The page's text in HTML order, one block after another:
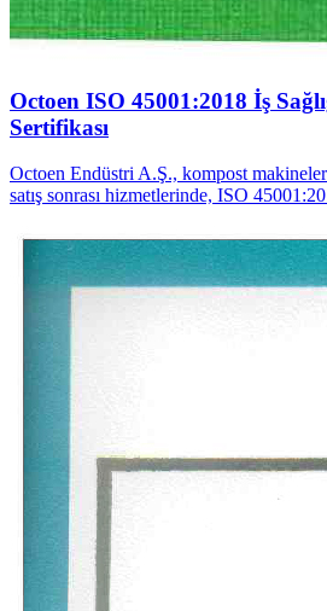
Octoen ISO 45001:2018 İş
Sertifikası
Octoen Endüstri A.Ş., kompost
satış sonrası hizmetlerinde, ISO